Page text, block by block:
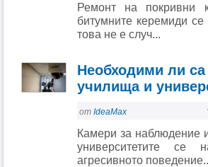
Ремонт на покривни
битумните керемиди
това не е случ...
Необходими ли
училища и
от IdeaMax
Камери за наблюдение
университетите се
агресивното